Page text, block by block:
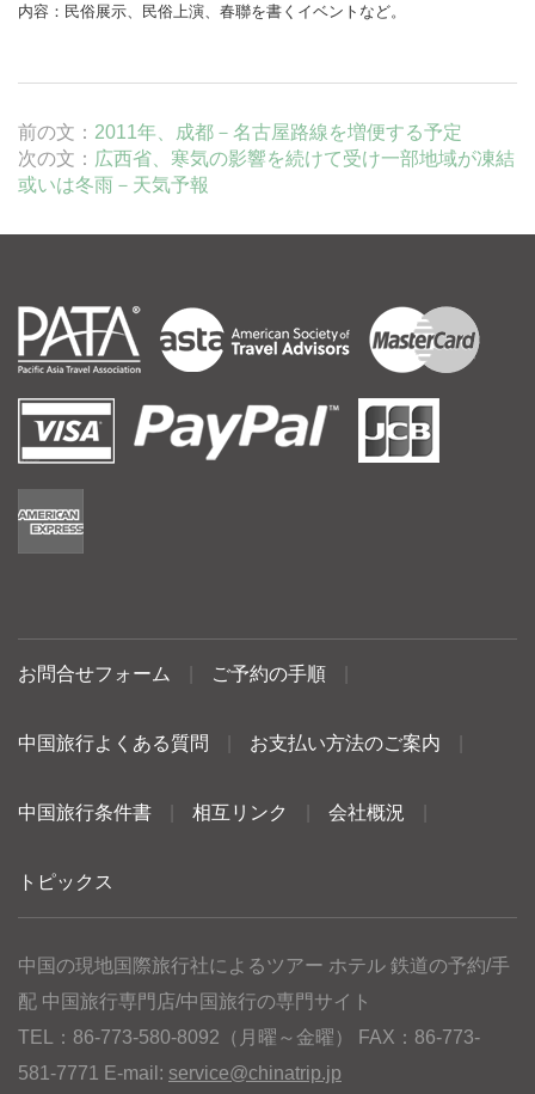
内容：民俗展示、民俗上演、春聯を書くイベントなど。
前の文： 2011年、成都－名古屋路線を増便する予定
次の文： 広西省、寒気の影響を続けて受け一部地域が凍結
或いは冬雨－天気予報
お問合せフォーム ご予約の手順
中国旅行よくある質問 お支払い方法のご案内
中国旅行条件書 相互リンク 会社概況
トピックス
中国の現地国際旅行社によるツアー ホテル 鉄道の予約/手
配 中国旅行専門店/中国旅行の専門サイト
TEL：86-773-580-8092（月曜～金曜） FAX：86-773-
581-7771 E-mail: service@chinatrip.jp